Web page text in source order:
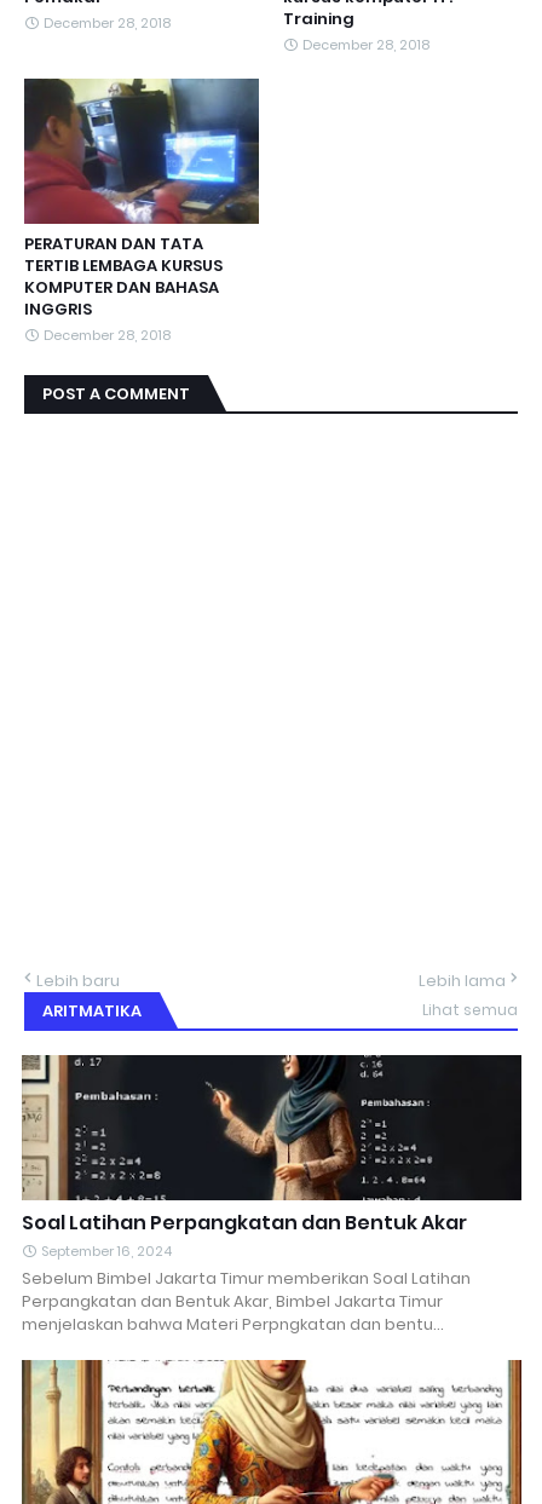
December 28, 2018
Training
December 28, 2018
PERATURAN DAN TATA
TERTIB LEMBAGA KURSUS
KOMPUTER DAN BAHASA
INGGRIS
December 28, 2018
POST A COMMENT
Lebih baru
Lebih lama
ARITMATIKA
Lihat semua
Soal Latihan Perpangkatan dan Bentuk Akar
September 16, 2024
Sebelum Bimbel Jakarta Timur memberikan Soal Latihan
Perpangkatan dan Bentuk Akar, Bimbel Jakarta Timur
menjelaskan bahwa Materi Perpngkatan dan bentu…